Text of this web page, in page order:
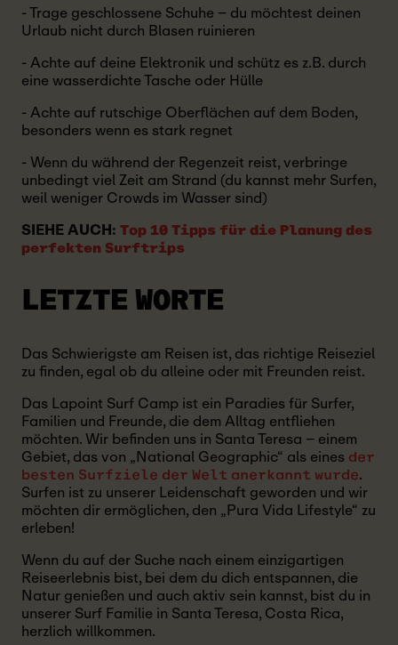
- Trage geschlossene Schuhe – du möchtest deinen
Urlaub nicht durch Blasen ruinieren
- Achte auf deine Elektronik und schütz es z.B. durch
eine wasserdichte Tasche oder Hülle
- Achte auf rutschige Oberflächen auf dem Boden,
besonders wenn es stark regnet
- Wenn du während der Regenzeit reist, verbringe
unbedingt viel Zeit am Strand (du kannst mehr Surfen,
weil weniger Crowds im Wasser sind)
SIEHE AUCH: Top 10 Tipps für die Planung des
perfekten Surftrips
LETZTE WORTE
Das Schwierigste am Reisen ist, das richtige Reiseziel
zu finden, egal ob du alleine oder mit Freunden reist.
Das Lapoint Surf Camp ist ein Paradies für Surfer,
Familien und Freunde, die dem Alltag entfliehen
möchten. Wir befinden uns in Santa Teresa – einem
Gebiet, das von „National Geographic“ als eines der
besten Surfziele der Welt anerkannt wurde.
Surfen ist zu unserer Leidenschaft geworden und wir
möchten dir ermöglichen, den „Pura Vida Lifestyle“ zu
erleben!
Wenn du auf der Suche nach einem einzigartigen
Reiseerlebnis bist, bei dem du dich entspannen, die
Natur genießen und auch aktiv sein kannst, bist du in
unserer Surf Familie in Santa Teresa, Costa Rica,
herzlich willkommen.